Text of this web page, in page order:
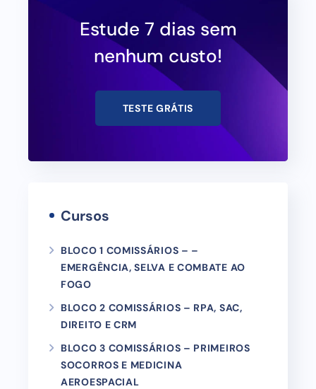
Estude 7 dias sem
nenhum custo!
TESTE GRÁTIS
Cursos
BLOCO 1 COMISSÁRIOS – –
EMERGÊNCIA, SELVA E COMBATE AO
FOGO
BLOCO 2 COMISSÁRIOS – RPA, SAC,
DIREITO E CRM
BLOCO 3 COMISSÁRIOS – PRIMEIROS
SOCORROS E MEDICINA
AEROESPACIAL